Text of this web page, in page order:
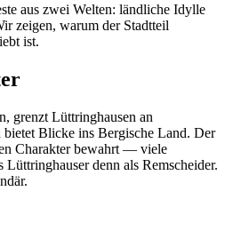
aus zwei Welten: ländliche Idylle
zeigen, warum der Stadtteil
ist.
grenzt Lüttringhausen an
bietet Blicke ins Bergische Land. Der
Charakter bewahrt — viele
denn als Remscheider.